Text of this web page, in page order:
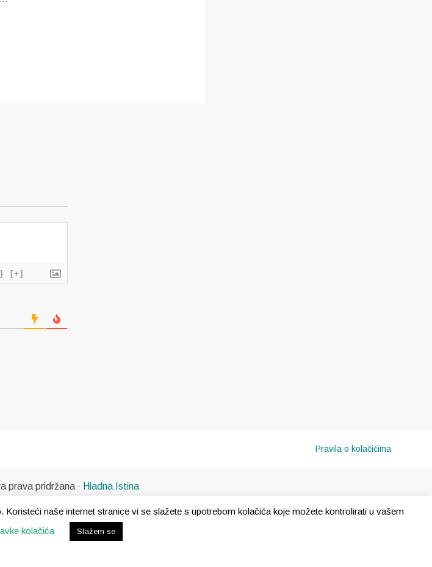
[+]
Pravila o kolačićima
naše internet stranice vi se slažete s upotrebom kolačića koje možete kontrolirati u vašem
kolačića Slažem se
prava pridržana · Hladna Istina